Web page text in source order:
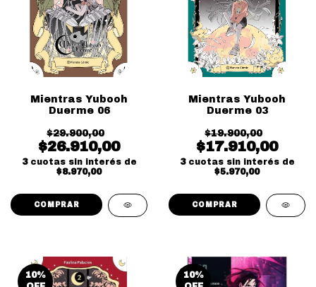
Mientras Yubooh
Duerme 06
$29.900,00
$26.910,00
3 cuotas sin interés de
$8.970,00
Mientras Yubooh
Duerme 03
$19.900,00
$17.910,00
3 cuotas sin interés de
$5.970,00
10%
10%